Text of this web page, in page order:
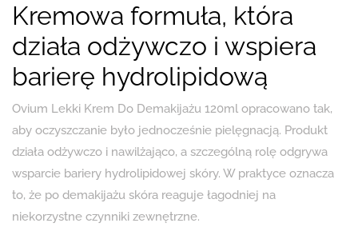
Kremowa formuła, która
działa odżywczo i wspiera
barierę hydrolipidową
Ovium Lekki Krem Do Demakijażu 120ml opracowano tak,
aby oczyszczanie było jednocześnie pielęgnacją. Produkt
działa odżywczo i nawilżająco, a szczególną rolę odgrywa
wsparcie bariery hydrolipidowej skóry. W praktyce oznacza
to, że po demakijażu skóra reaguje łagodniej na
niekorzystne czynniki zewnętrzne.